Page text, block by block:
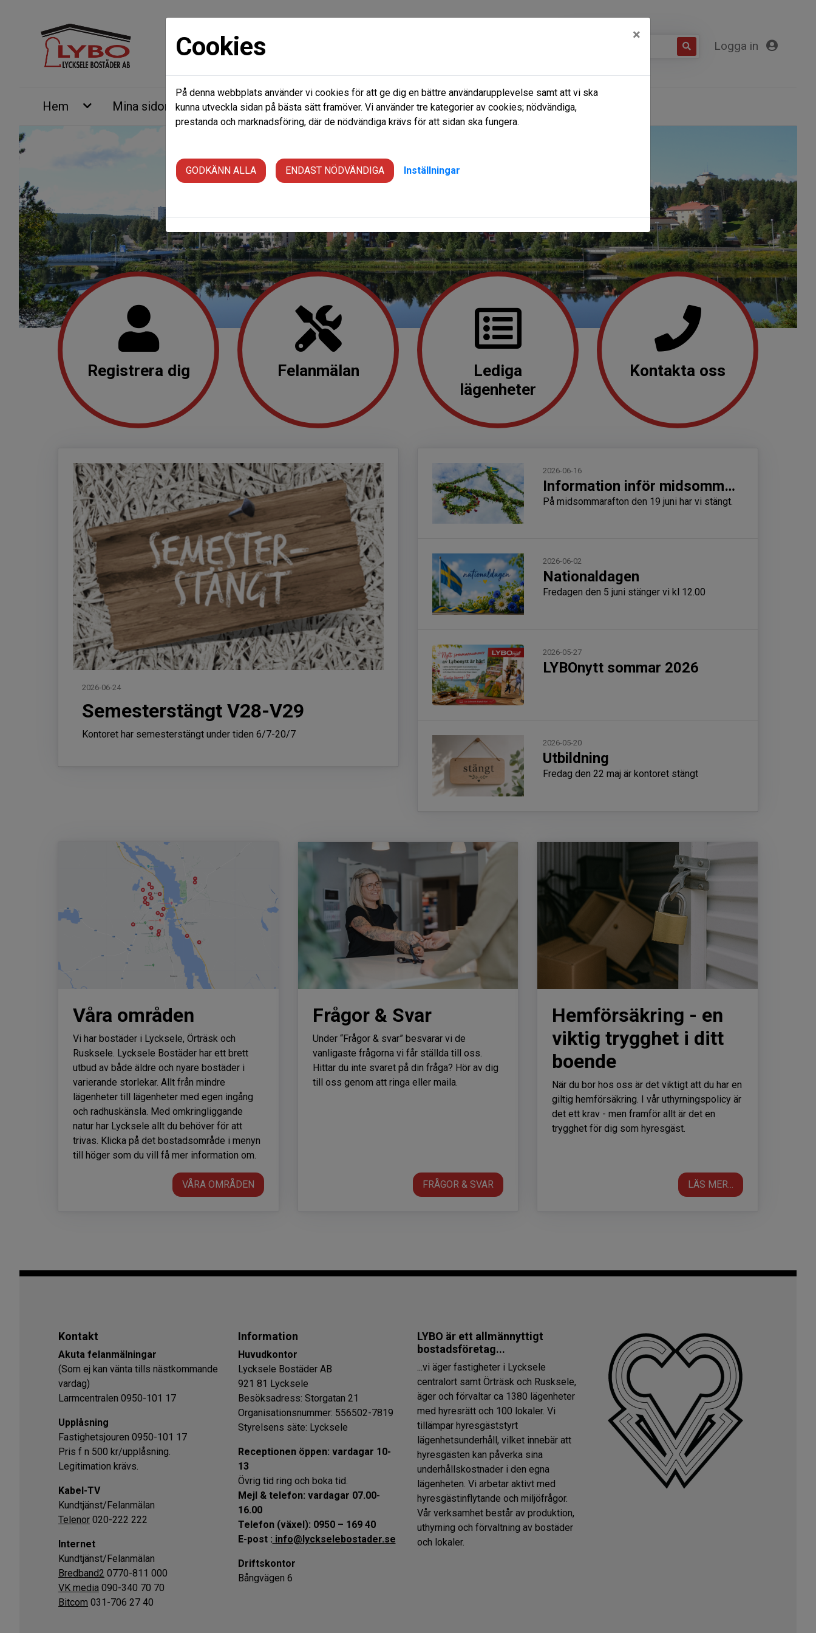
Logga in
Hem Mina sidor Ledigt just nu Frågor & Svar Om oss Kontakta oss
Registrera dig Felanmälan
Lediga
lägenheter
Kontakta oss
2026-06-24
Semesterstängt V28-V29
Kontoret har semesterstängt under tiden 6/7-20/7
2026-06-16
Information inför midsommarafton
På midsommarafton den 19 juni har vi stängt.
2026-06-02
Nationaldagen
Fredagen den 5 juni stänger vi kl 12.00
2026-05-27
LYBOnytt sommar 2026
2026-05-20
Utbildning
Fredag den 22 maj är kontoret stängt
Våra områden
Vi har bostäder i Lycksele, Örträsk och
Rusksele. Lycksele Bostäder har ett brett
utbud av både äldre och nyare bostäder i
varierande storlekar. Allt från mindre
lägenheter till lägenheter med egen ingång
och radhuskänsla. Med omkringliggande
natur har Lycksele allt du behöver för att
trivas. Klicka på det bostadsområde i menyn
till höger som du vill få mer information om.
VÅRA OMRÅDEN
Frågor & Svar
Under “Frågor & svar” besvarar vi de
vanligaste frågorna vi får ställda till oss.
Hittar du inte svaret på din fråga? Hör av dig
till oss genom att ringa eller maila.
FRÅGOR & SVAR
Hemförsäkring - en
viktig trygghet i ditt
boende
När du bor hos oss är det viktigt att du har en
giltig hemförsäkring. I vår uthyrningspolicy är
det ett krav - men framför allt är det en
trygghet för dig som hyresgäst.
LÄS MER...
Kontakt
Akuta felanmälningar
(Som ej kan vänta tills nästkommande
vardag)
Larmcentralen 0950-101 17
Upplåsning
Fastighetsjouren 0950-101 17
Pris f n 500 kr/upplåsning.
Legitimation krävs.
Kabel-TV
Kundtjänst/Felanmälan
Telenor 020-222 222
Internet
Kundtjänst/Felanmälan
Bredband2 0770-811 000
VK media 090-340 70 70
Bitcom 031-706 27 40
Information
Huvudkontor
Lycksele Bostäder AB
921 81 Lycksele
Besöksadress: Storgatan 21
Organisationsnummer: 556502-7819
Styrelsens säte: Lycksele
Receptionen öppen: vardagar 10-
13
Övrig tid ring och boka tid.
Mejl & telefon: vardagar 07.00-
16.00
Telefon (växel): 0950 – 169 40
E-post : info@lyckselebostader.se
Driftskontor
Bångvägen 6
LYBO är ett allmännyttigt
bostadsföretag...
...vi äger fastigheter i Lycksele
centralort samt Örträsk och Rusksele,
äger och förvaltar ca 1380 lägenheter
med hyresrätt och 100 lokaler. Vi
tillämpar hyresgäststyrt
lägenhetsunderhåll, vilket innebär att
hyresgästen kan påverka sina
underhållskostnader i den egna
lägenheten. Vi arbetar aktivt med
hyresgästinflytande och miljöfrågor.
Vår verksamhet består av produktion,
uthyrning och förvaltning av bostäder
och lokaler.
Cookies ×
På denna webbplats använder vi cookies för att ge dig en bättre användarupplevelse samt att vi ska
kunna utveckla sidan på bästa sätt framöver. Vi använder tre kategorier av cookies; nödvändiga,
prestanda och marknadsföring, där de nödvändiga krävs för att sidan ska fungera.
GODKÄNN ALLA ENDAST NÖDVÄNDIGA Inställningar